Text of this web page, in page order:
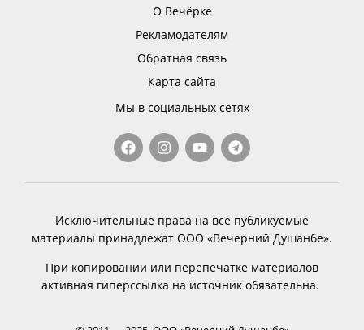
О Вечёрке
Рекламодателям
Обратная связь
Карта сайта
Мы в социальных сетях
Исключительные права на все публикуемые
материалы принадлежат ООО «Вечерний Душанбе».
При копировании или перепечатке материалов
активная гиперссылка на источник обязательна.